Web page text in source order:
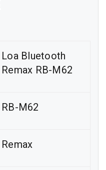
Loa Bluetooth
Remax RB-M62
RB-M62
Remax